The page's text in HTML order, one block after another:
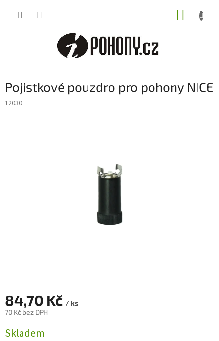
Pojistkové pouzdro pro pohony NICE
12030
84,70 Kč / ks
70 Kč bez DPH
cena:
Skladem